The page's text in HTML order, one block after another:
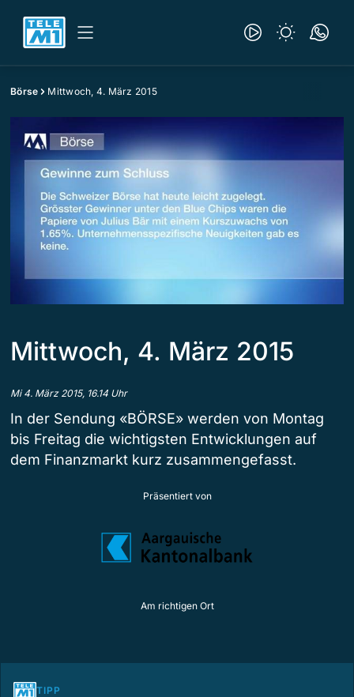
Börse Mittwoch, 4. März 2015
Mittwoch, 4. März 2015
Mi 4. März 2015, 16.14 Uhr
In der Sendung «BÖRSE» werden von Montag
bis Freitag die wichtigsten Entwicklungen auf
dem Finanzmarkt kurz zusammengefasst.
Präsentiert von
Am richtigen Ort
TIPP